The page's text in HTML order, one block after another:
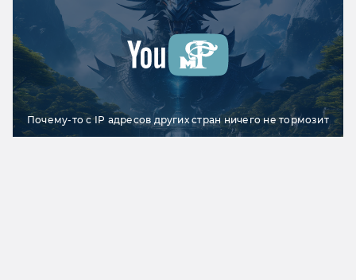
Почему-то с IP адресов других стран ничего не тормозит